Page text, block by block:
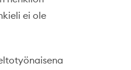
ei ole